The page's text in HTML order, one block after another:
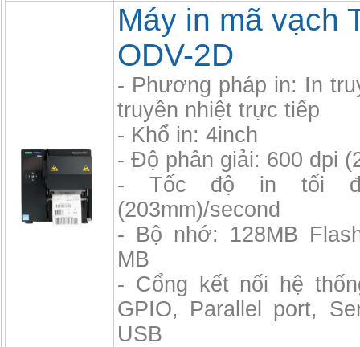
Máy in mã vạch
ODV-2D
- Phương pháp in: In
truyền nhiệt trực tiếp
- Khổ in: 4inch
- Độ phân giải: 600 dpi
- Tốc độ in tối
(203mm)/second
- Bộ nhớ: 128MB
MB
- Cổng kết nối hệ
GPIO, Parallel port,
USB